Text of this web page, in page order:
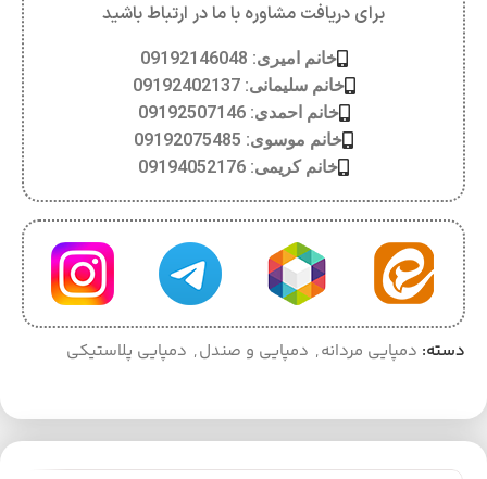
برای دریافت مشاوره با ما در ارتباط باشید
خانم امیری: 09192146048
خانم سلیمانی: 09192402137
خانم احمدی: 09192507146
خانم موسوی: 09192075485
خانم کریمی: 09194052176
دسته: دمپایی مردانه, دمپایی و صندل, دمپایی پلاستیکی